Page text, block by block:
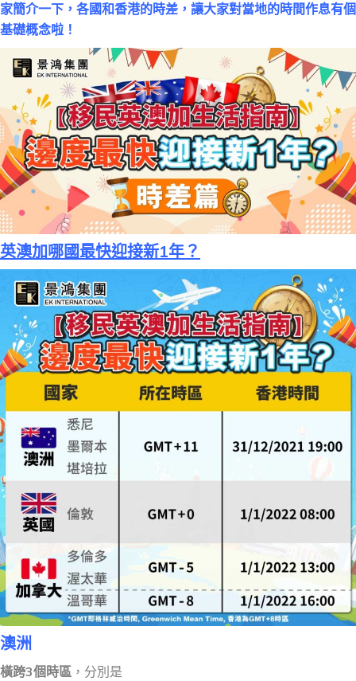
家簡介一下，各國和香港的時差，讓大家對當地的時間作息有個
基礎概念啦！
英澳加哪國最快迎接新1年？
澳洲
橫跨3個時區 ，分別是